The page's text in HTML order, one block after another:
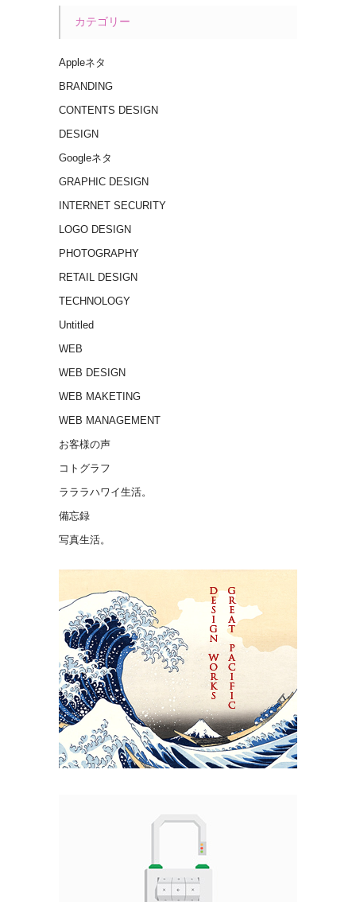
カテゴリー
Appleネタ
BRANDING
CONTENTS DESIGN
DESIGN
Googleネタ
GRAPHIC DESIGN
INTERNET SECURITY
LOGO DESIGN
PHOTOGRAPHY
RETAIL DESIGN
TECHNOLOGY
Untitled
WEB
WEB DESIGN
WEB MAKETING
WEB MANAGEMENT
お客様の声
コトグラフ
ラララハワイ生活。
備忘録
写真生活。